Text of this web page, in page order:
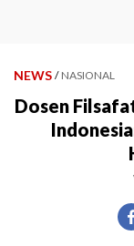
NEWS / NASIONAL
Dosen